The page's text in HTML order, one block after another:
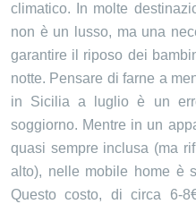
climatico. In molte
non è un lusso, ma una
garantire il riposo dei
notte. Pensare di farne a
in Sicilia a luglio è un
soggiorno. Mentre in un
quasi sempre inclusa (ma
alto), nelle mobile home è
Questo costo, di circa 6-